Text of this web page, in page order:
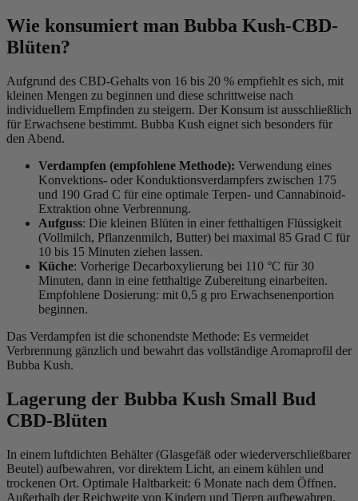
Wie konsumiert man Bubba Kush-CBD-
Blüten?
Aufgrund des CBD-Gehalts von 16 bis 20 % empfiehlt es sich, mit
kleinen Mengen zu beginnen und diese schrittweise nach
individuellem Empfinden zu steigern. Der Konsum ist ausschließlich
für Erwachsene bestimmt. Bubba Kush eignet sich besonders für
den Abend.
Verdampfen (empfohlene Methode): Verwendung eines
Konvektions- oder Konduktionsverdampfers zwischen 175
und 190 Grad C für eine optimale Terpen- und Cannabinoid-
Extraktion ohne Verbrennung.
Aufguss: Die kleinen Blüten in einer fetthaltigen Flüssigkeit
(Vollmilch, Pflanzenmilch, Butter) bei maximal 85 Grad C für
10 bis 15 Minuten ziehen lassen.
Küche: Vorherige Decarboxylierung bei 110 °C für 30
Minuten, dann in eine fetthaltige Zubereitung einarbeiten.
Empfohlene Dosierung: mit 0,5 g pro Erwachsenenportion
beginnen.
Das Verdampfen ist die schonendste Methode: Es vermeidet
Verbrennung gänzlich und bewahrt das vollständige Aromaprofil der
Bubba Kush.
Lagerung der Bubba Kush Small Bud
CBD-Blüten
In einem luftdichten Behälter (Glasgefäß oder wiederverschließbarer
Beutel) aufbewahren, vor direktem Licht, an einem kühlen und
trockenen Ort. Optimale Haltbarkeit: 6 Monate nach dem Öffnen.
Außerhalb der Reichweite von Kindern und Tieren aufbewahren.